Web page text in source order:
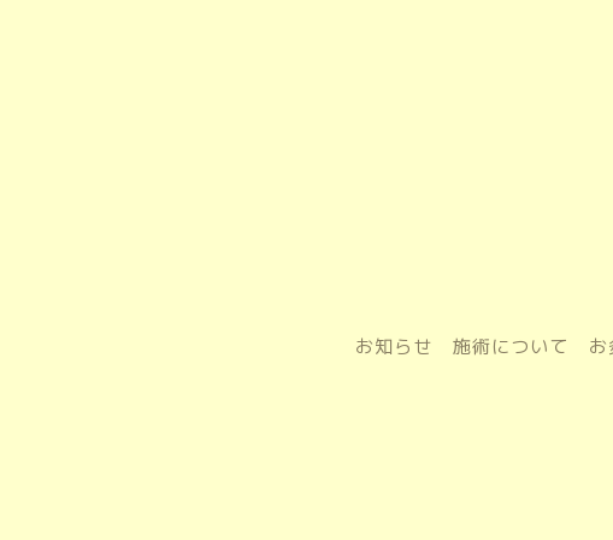
お知らせ 施術について